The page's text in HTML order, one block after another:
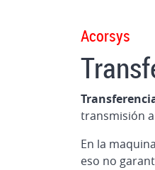
Acorsys
transmisión
En la
eso no